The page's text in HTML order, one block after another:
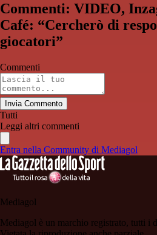
Commenti: VIDEO,
Café: “Cercherò di
giocatori”
Commenti
Invia Commento
Tutti
Leggi altri commenti
Entra nella Community di Mediagol
Mediagol
Mediagol è un marchio registrato, tutti i